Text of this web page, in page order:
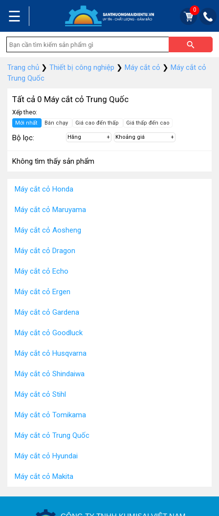
☰ 0
Trang chủ ❯ Thiết bị công nghiệp ❯ Máy cắt cỏ ❯ Máy cắt cỏ
Trung Quốc
Tất cả 0 Máy cắt cỏ Trung Quốc
Xếp theo:
Mới nhất Bán chạy Giá cao đến thấp Giá thấp đến cao
Bộ lọc: Hãng Khoảng giá
Không tìm thấy sản phẩm
Máy cắt cỏ Honda
Máy cắt cỏ Maruyama
Máy cắt cỏ Aosheng
Máy cắt cỏ Dragon
Máy cắt cỏ Echo
Máy cắt cỏ Ergen
Máy cắt cỏ Gardena
Máy cắt cỏ Goodluck
Máy cắt cỏ Husqvarna
Máy cắt cỏ Shindaiwa
Máy cắt cỏ Stihl
Máy cắt cỏ Tomikama
Máy cắt cỏ Trung Quốc
Máy cắt cỏ Hyundai
Máy cắt cỏ Makita